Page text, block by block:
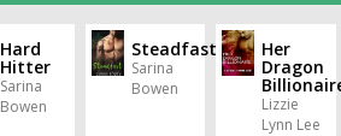
Hard
Hitter
Sarina
Bowen
Steadfast
Sarina
Bowen
Her
Dragon
Lizzie
Lynn Lee